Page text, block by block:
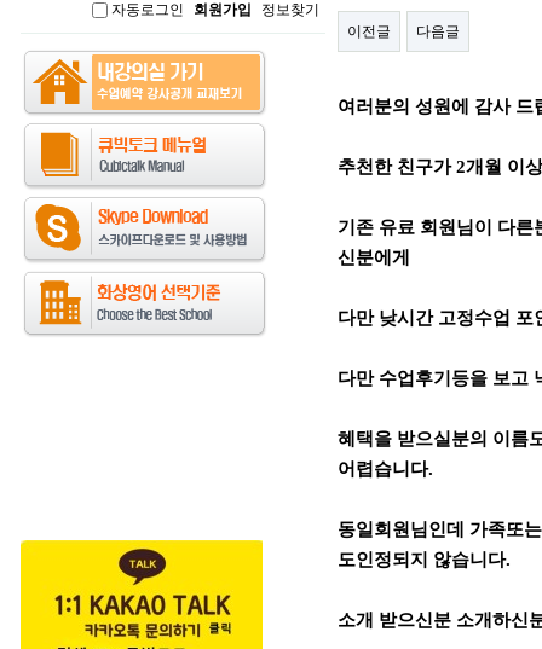
자동로그인 회원가입 정보찾기
이전글 다음글
여러분의 성원에 감사 드
추천한 친구가 2개월 이
기존 유료 회원님이 다
신분에게
다만 낮시간 고정수업 포
다만 수업후기등을 보
혜택을 받으실분의 이름
어렵습니다.
동일회원님인데 가족또
도인정되지 않습니다.
소개 받으신분 소개하신